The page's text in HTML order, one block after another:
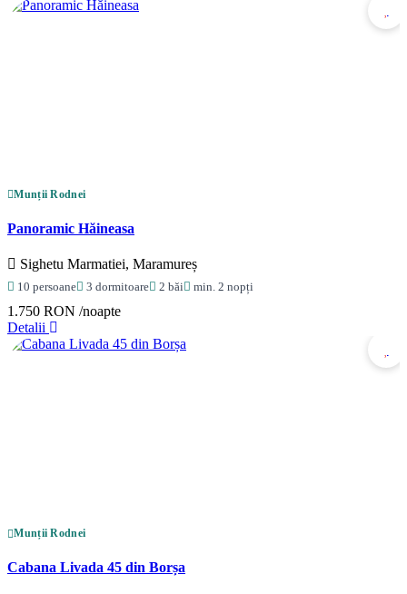
Munții Rodnei
Panoramic Hăineasa
Sighetu Marmatiei, Maramureș
10 persoane 3 dormitoare 2 băi min. 2 nopți
1.750 RON /noapte
Detalii
Munții Rodnei
Cabana Livada 45 din Borșa